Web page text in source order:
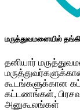
மருத்துவமனையில்
தனியார்
கூடங்களுக்கான
கட்டணங்கள்,
அனுகூலங்கள்